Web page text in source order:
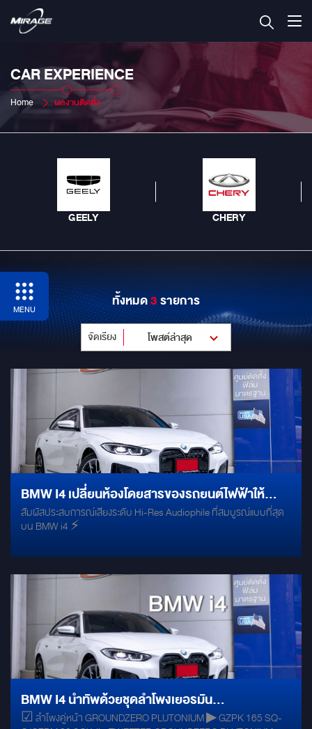
CAR EXPERIENCE
Home ผลงานติดตั้ง
GEELY CHERY
MENU ทั้งหมด3รายการ
จัดเรียง โพสต์ล่าสุด
BMW I4 เปลี่ยนห้องโดยสารของรถยนต์ไฟฟ้าให้
กลายเป็น CONCERT HALL เคลื่อนที่
สัมผัสประสบการณ์เสียงระดับ Hi-Res Audiophile ที่สมบูรณ์แบบที่สุด
บน BMW i4 ⚡
BMW I4 นำทัพด้วยชุดลำโพงเยอรมัน
GROUNDZERO PLUTONIUM #SERIESHIGH-
☑ ลำโพงคู่หน้า GROUNDZERO PLUTONIUM ▶ GZPK 165 SQ-